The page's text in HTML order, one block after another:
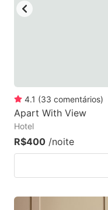
4.1 (33 comentários)
Apart With View
Hotel
R$400 /noite